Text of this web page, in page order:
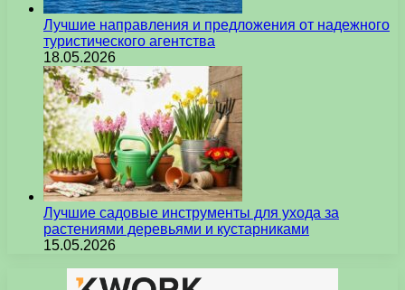
Лучшие направления и предложения от надежного
туристического агентства
18.05.2026
Лучшие садовые инструменты для ухода за
растениями деревьями и кустарниками
15.05.2026